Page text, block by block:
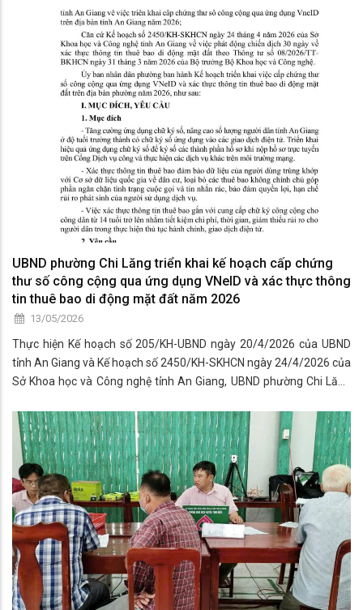
UBND phường Chi Lăng triển khai kế hoạch cấp chứng
thư số công cộng qua ứng dụng VNeID và xác thực thông
tin thuê bao di động mặt đất năm 2026
13/05/2026
Thực hiện Kế hoạch số 205/KH-UBND ngày 20/4/2026 của UBND
tỉnh An Giang và Kế hoạch số 2450/KH-SKHCN ngày 24/4/2026 của
Sở Khoa học và Công nghệ tỉnh An Giang, UBND phường Chi Lăng
khai cấp chứng thư số công cộng qua ứng dụng VNeID và xác thực
thông tin thuê bao di động mặt đất trên địa bàn phường năm 2026.